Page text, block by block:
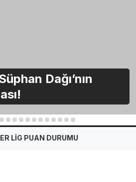
Dağı’nın
4 5 6 7 8 9 10 11 12 13 14 15
LİG PUAN DURUMU